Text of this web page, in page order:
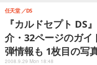
『カルドセプト DS
介・32ページのガイ
弾情報も 1枚目の写
任天堂 DS
2008.9.29 Mon 18:48